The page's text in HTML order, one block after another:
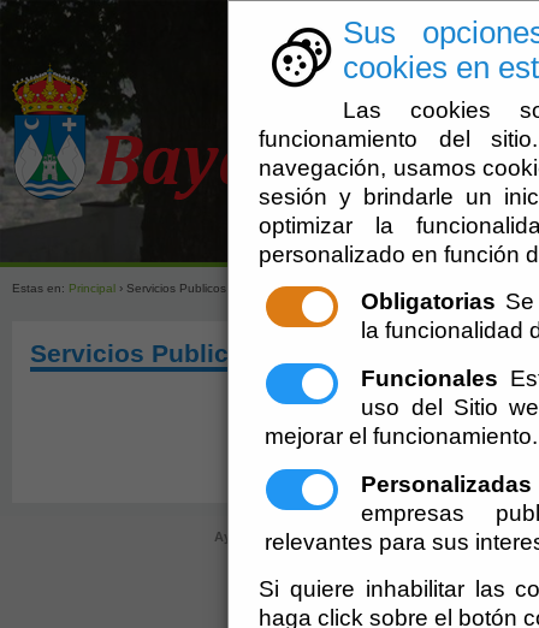
Sus
cookies en
Las cookies
funcionamiento del
navegación, usamos
sesión y brindarle un
optimizar la
personalizado en función
Obligatorias
la funcionalidad
Funcionales
uso del Sitio
mejorar el funcionamiento.
Personalizadas
empresas
relevantes para sus
Si quiere inhabilitar las
haga click sobre el botón
Estas en: Principal › Servicios Publicos
Servicios Publicos
Ayuntamiento de Bayárcal (CIF: P-0402000-D)-
ayuntamiento@bayarcal.es